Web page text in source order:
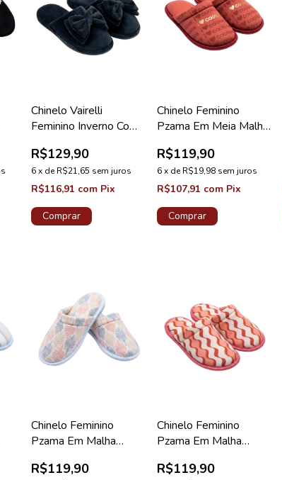
Chinelo Vairelli
Feminino Inverno Com
R$129,90
6 x deR$21,65 sem juros
R$116,91 com Pix
Comprar
Chinelo Feminino
Pzama Em Meia Malha
R$119,90
6x deR$19,98 sem juros
R$107,91 com Pix
Comprar
Chinelo Feminino
Pzama Em Malha
Estampado Hera
R$119,90
Chinelo Feminino
Pzama Em Malha
Fluida
R$119,90